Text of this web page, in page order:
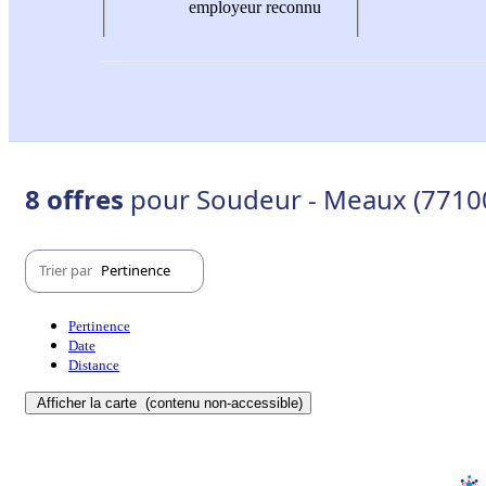
employeur reconnu
8 offres pour Soudeur - Meaux
Trier par Pertinence
Pertinence
Date
Distance
Afficher la carte (contenu non-accessible)